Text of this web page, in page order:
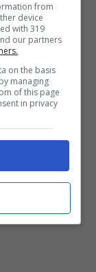
2019)
–
canzoni
from
device
with 319
our partners
on the basis
managing
of this page
in privacy